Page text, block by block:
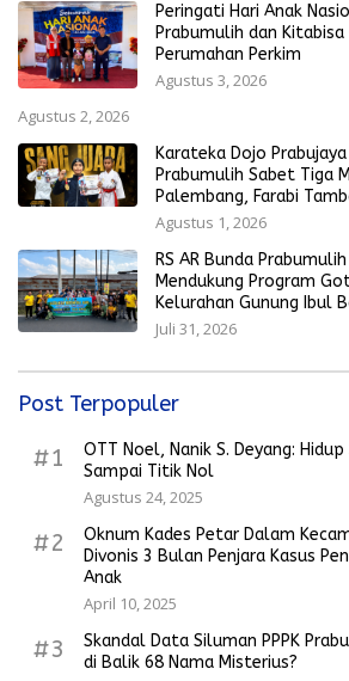
Peringati Hari Anak
Prabumulih dan
Perumahan Perkim
Agustus 3, 2026
Agustus 2, 2026
Karateka Dojo
Prabumulih Sabet Tiga
Palembang, Farabi
Agustus 1, 2026
RS AR Bunda
Mendukung Program
Kelurahan Gunung Ibul
Juli 31, 2026
Post Terpopuler
#1
OTT Noel, Nanik S. Deyang:
Sampai Titik Nol
Agustus 24, 2025
#2
Oknum Kades Petar Dalam
Divonis 3 Bulan Penjara Kasus
Anak
April 10, 2025
#3
Skandal Data Siluman PPPK
di Balik 68 Nama Misterius?